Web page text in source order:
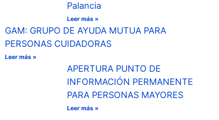
Palancia
Leer más »
GAM: GRUPO DE AYUDA MUTUA PARA
PERSONAS CUIDADORAS
Leer más »
APERTURA PUNTO DE
INFORMACIÓN PERMANENTE
PARA PERSONAS MAYORES
Leer más »